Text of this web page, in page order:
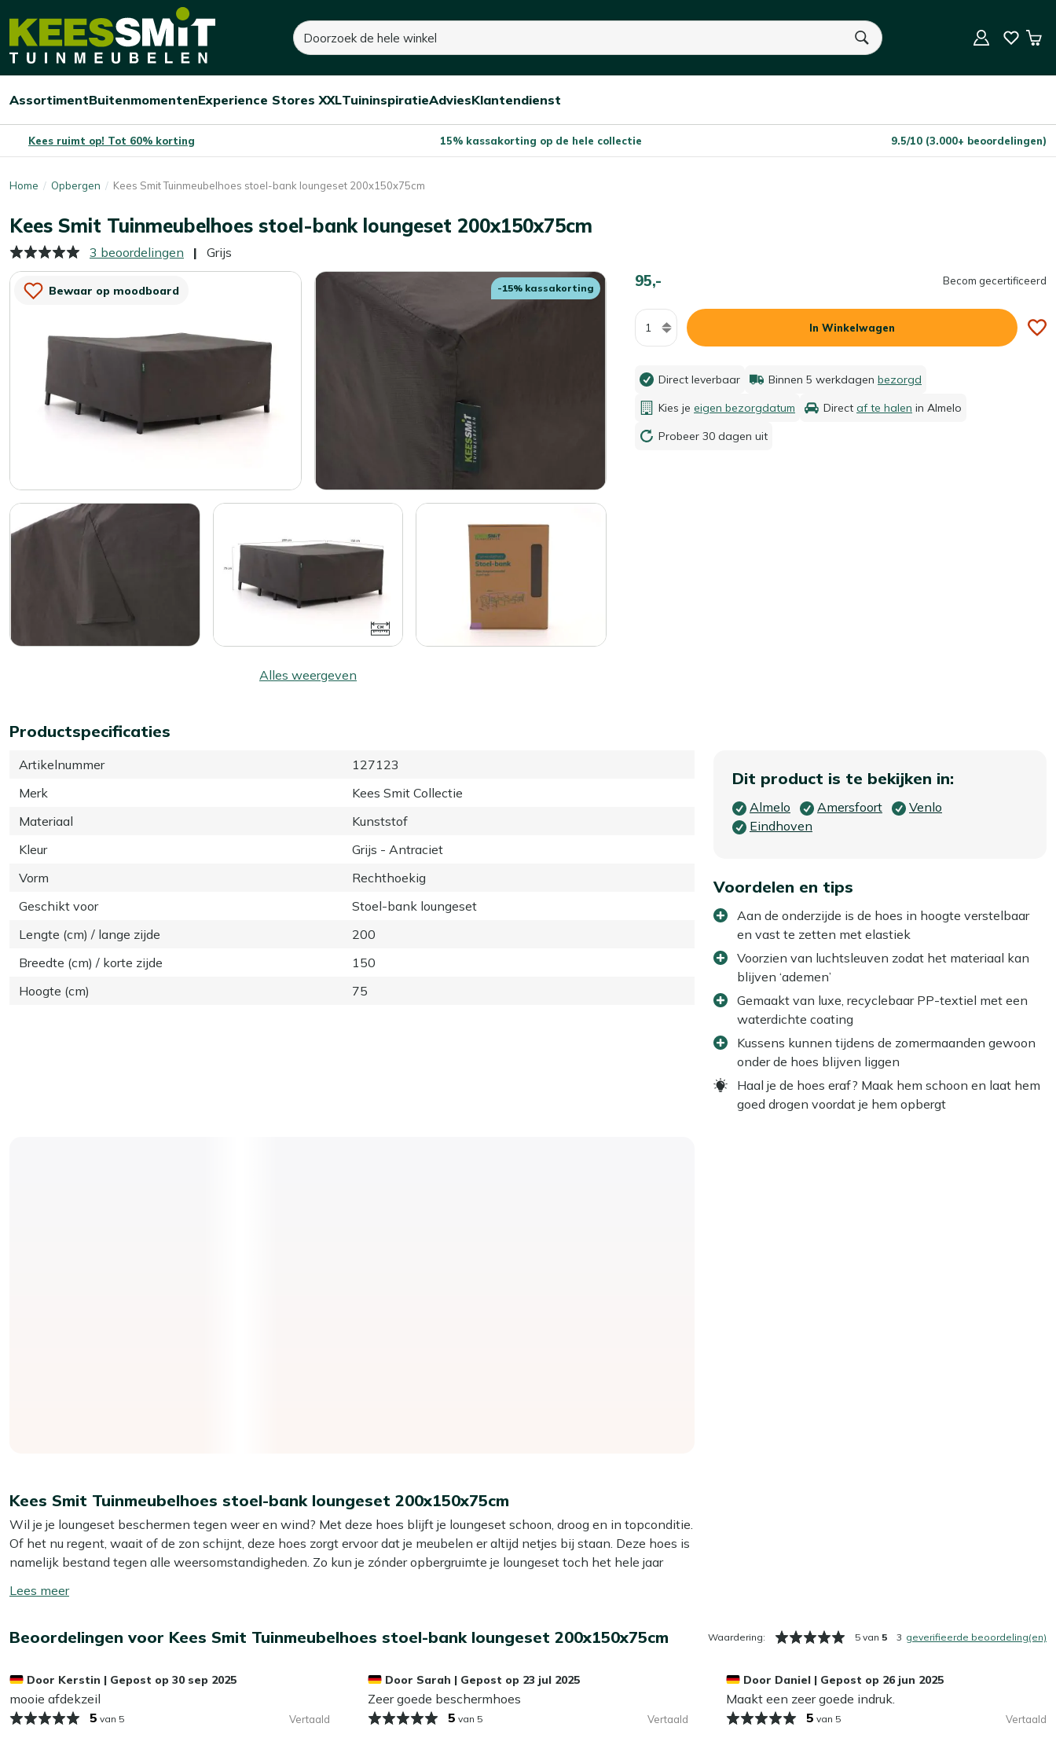
Kees
Tuinmeubelen
Zoeken
U heeft geen product(en) in uw winkelwagen.
Open/sluit
Assortiment
Open/sluit
Buitenmomenten
Open/sluit
Experience Stores XXL
Open/sluit
Tuininspiratie
Open/sluit
Advies
Open/sluit
Klantendienst
Kees ruimt op! Tot 60% korting 15% kassakorting op de hele collectie 9.5/10 (3.000+ beoordelingen)
Home Opbergen Kees Smit Tuinmeubelhoes stoel-bank loungeset 200x150x75cm
Kees Smit Tuinmeubelhoes stoel-bank loungeset 200x150x75cm
Grijs
3 beoordelingen
Bewaar op moodboard -15% kassakorting
Alles weergeven
95,- Becom gecertificeerd
Aantal
In Winkelwagen
95,- Aantal
In Winkelwagen
Direct leverbaar Binnen 5 werkdagen bezorgd
Kies je eigen bezorgdatum Direct af te halen in Almelo
Probeer 30 dagen uit
Productspecificaties
Artikelnummer
127123
Merk
Kees Smit Collectie
Materiaal
Kunststof
Kleur
Grijs - Antraciet
Vorm
Rechthoekig
Geschikt voor
Stoel-bank loungeset
Lengte (cm) / lange zijde
200
Breedte (cm) / korte zijde
150
Hoogte (cm)
75
Dit product is te bekijken in:
Almelo Amersfoort
Venlo
Eindhoven
Voordelen en tips
Aan de onderzijde is de hoes in hoogte verstelbaar
en vast te zetten met elastiek
Voorzien van luchtsleuven zodat het materiaal kan
blijven ‘ademen’
Gemaakt van luxe, recyclebaar PP-textiel met een
waterdichte coating
Kussens kunnen tijdens de zomermaanden gewoon
onder de hoes blijven liggen
Haal je de hoes eraf? Maak hem schoon en laat hem
goed drogen voordat je hem opbergt
Kees Smit Tuinmeubelhoes stoel-bank loungeset 200x150x75cm
Wil je je loungeset beschermen tegen weer en wind? Met deze hoes blijft je loungeset schoon, droog en in topconditie.
Of het nu regent, waait of de zon schijnt, deze hoes zorgt ervoor dat je meubelen er altijd netjes bij staan. Deze hoes is
namelijk bestand tegen alle weersomstandigheden. Zo kun je zónder opbergruimte je loungeset toch het hele jaar
Bescherming tegen vuil en regen: Houd je loungeset schoon en droog. Beschermt tegen vocht, vorst, UV,
Volledig waterdicht: Het luxe materiaal is waterdicht én voorkomt schimmel of vochtplekken door de ademende
werking.
Luchtsleuven voor ventilatie:
De luchtsleuven zorgen voor frisse lucht onder de hoes, zodat er geen vocht blijft
Toon/verberg
Beoordelingen voor Kees Smit Tuinmeubelhoes stoel-bank loungeset 200x150x75cm Waardering: 5 van 5 3 geverifieerde beoordeling(en)
Door Kerstin | Gepost op 30 sep 2025
mooie afdekzeil
5 van 5 Vertaald
Door Sarah | Gepost op 23 jul 2025
Zeer goede beschermhoes
5 van 5 Vertaald
Door Daniel | Gepost op 26 jun 2025
Maakt een zeer goede indruk.
5 van 5 Vertaald